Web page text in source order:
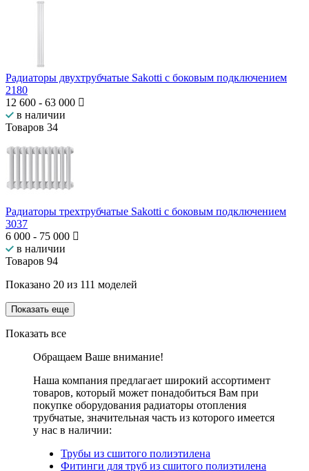
Радиаторы двухтрубчатые Sakotti с боковым подключением
2180
12 600 - 63 000
в наличии
Товаров 34
Радиаторы трехтрубчатые Sakotti с боковым подключением
3037
6 000 - 75 000
в наличии
Товаров 94
Показано 20 из 111 моделей
Показать еще
Показать все
Обращаем Ваше внимание!
Наша компания предлагает широкий ассортимент
товаров, который может понадобиться Вам при
покупке оборудования радиаторы отопления
трубчатые, значительная часть из которого имеется
у нас в наличии:
Трубы из сшитого полиэтилена
Фитинги для труб из сшитого полиэтилена